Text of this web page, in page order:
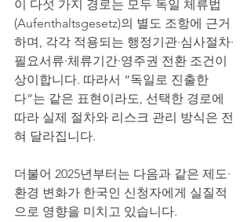
이 다섯 가지 경로는 모두 독일 체류법
(Aufenthaltsgesetz)의 별도 조항에 근거
하며, 각각 적용되는 행정기관·심사절차·
필요서류·체류기간·영주권 전환 조건이
상이합니다. 따라서 “독일로 진출한
다”는 같은 표현이라도, 선택한 경로에
따라 실제 절차와 리스크 관리 방식은 전
혀 달라집니다.
더불어 2025년부터는 다음과 같은 제도·
환경 변화가 한국인 신청자에게 실질적
으로 영향을 미치고 있습니다.